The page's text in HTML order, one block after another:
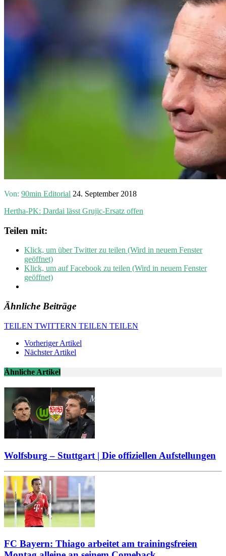
Von: 90min Editorial 24. September 2018
Hertha-PK: Dardai lässt Grujic-Ersatz offen
Teilen mit:
Klick, um über Twitter zu teilen (Wird in neuem Fenster
geöffnet)
Klick, um auf Facebook zu teilen (Wird in neuem Fenster
geöffnet)
Ähnliche Beiträge
TEILEN TWITTERN TEILEN TEILEN
Vorheriger Artikel
Nächster Artikel
Ähnliche Artikel
Wolfsburg – Stuttgart | Die offiziellen Aufstellungen
FC Bayern: Thiago arbeitet am trainingsfreien